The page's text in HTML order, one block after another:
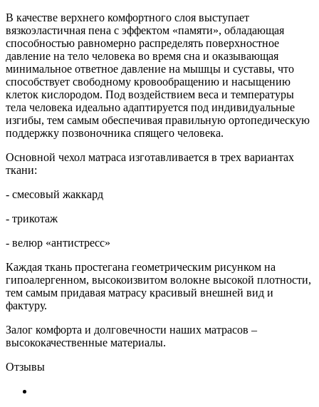
В качестве верхнего комфортного слоя выступает
вязкоэластичная пена с эффектом «памяти», обладающая
способностью равномерно распределять поверхностное
давление на тело человека во время сна и оказывающая
минимальное ответное давление на мышцы и суставы, что
способствует свободному кровообращению и насыщению
клеток кислородом. Под воздействием веса и температуры
тела человека идеально адаптируется под индивидуальные
изгибы, тем самым обеспечивая правильную ортопедическую
поддержку позвоночника спящего человека.
Основной чехол матраса изготавливается в трех вариантах
ткани:
- смесовый жаккард
- трикотаж
- велюр «антистресс»
Каждая ткань простегана геометрическим рисунком на
гипоалергенном, высокоизвитом волокне высокой плотности,
тем самым придавая матрасу красивый внешней вид и
фактуру.
Залог комфорта и долговечности наших матрасов –
высококачественные материалы.
Отзывы